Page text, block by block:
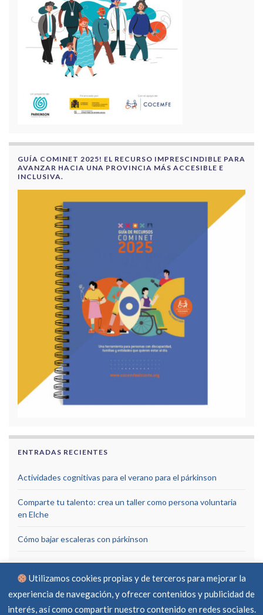
GUÍA COMINET 2025! EL RECURSO IMPRESCINDIBLE PARA
AVANZAR HACIA UNA PROVINCIA MÁS ACCESIBLE E
INCLUSIVA.
ENTRADAS RECIENTES
Actividades cognitivas para el verano para el párkinson
Comparte tu talento: crea un taller como persona voluntaria
en Elche
Cómo bajar escaleras con párkinson
Utilizamos cookies propias y de terceros para mejorar la
experiencia de navegación, y ofrecer contenidos y publicidad de
interés, así como compartir nuestro contenido en redes sociales.